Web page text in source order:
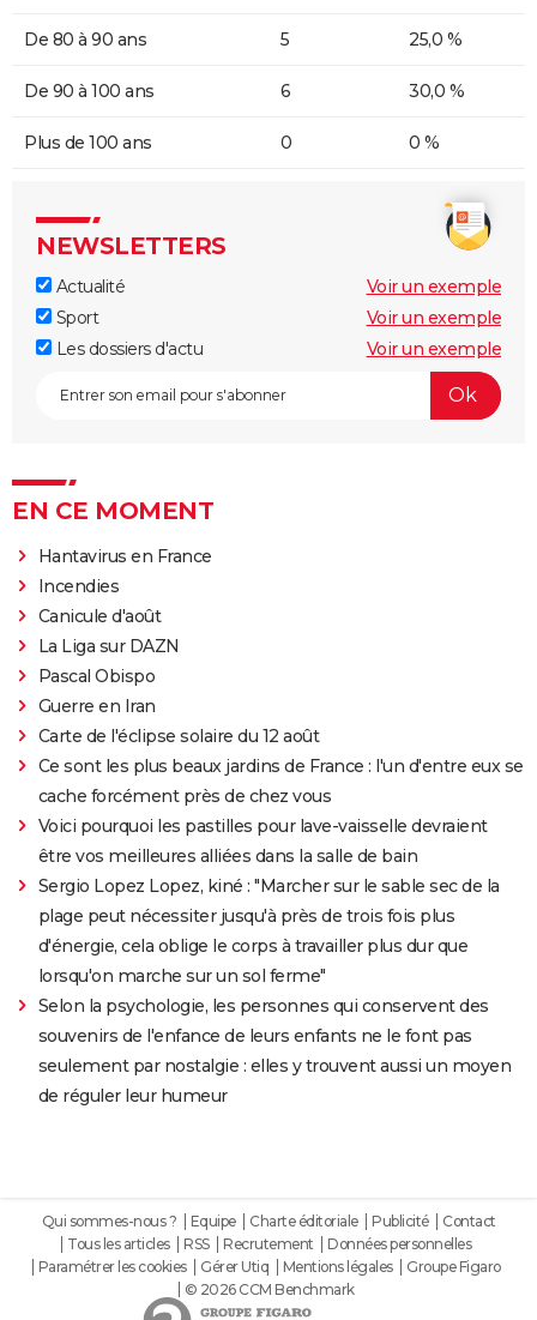
De 80 à 90 ans 5 25,0 %
De 90 à 100 ans 6 30,0 %
Plus de 100 ans 0 0 %
NEWSLETTERS
Actualité
Voir un exemple
Sport
Voir un exemple
Les dossiers d'actu
Voir un exemple
EN CE MOMENT
Hantavirus en France
Incendies
Canicule d'août
La Liga sur DAZN
Pascal Obispo
Guerre en Iran
Carte de l'éclipse solaire du 12 août
Ce sont les plus beaux jardins de France : l'un d'entre eux se
cache forcément près de chez vous
Voici pourquoi les pastilles pour lave-vaisselle devraient
être vos meilleures alliées dans la salle de bain
Sergio Lopez Lopez, kiné : "Marcher sur le sable sec de la
plage peut nécessiter jusqu'à près de trois fois plus
d'énergie, cela oblige le corps à travailler plus dur que
lorsqu'on marche sur un sol ferme"
Selon la psychologie, les personnes qui conservent des
souvenirs de l'enfance de leurs enfants ne le font pas
seulement par nostalgie : elles y trouvent aussi un moyen
de réguler leur humeur
Qui sommes-nous ? Equipe Charte éditoriale Publicité
Contact
Tous les articles
RSS Recrutement
Données personnelles
Paramétrer les cookies
Gérer Utiq Mentions légales
Groupe Figaro
© 2026 CCM Benchmark